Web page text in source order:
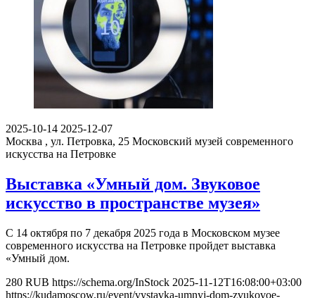
2025-10-14 2025-12-07
Москва , ул. Петровка, 25 Московский музей современного
искусства на Петровке
Выставка «Умный дом. Звуковое
искусство в пространстве музея»
С 14 октября по 7 декабря 2025 года в Московском музее
современного искусства на Петровке пройдет выставка
«Умный дом.
280 RUB https://schema.org/InStock 2025-11-12T16:08:00+03:00
https://kudamoscow.ru/event/vystavka-umnyj-dom-zvukovoe-